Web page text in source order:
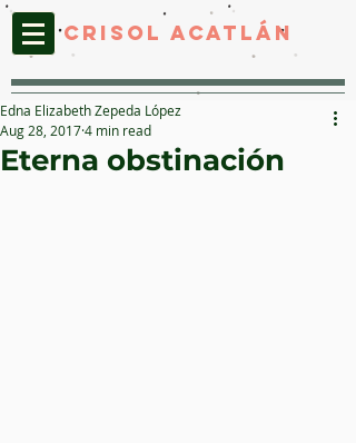
CRISOL ACATLáN
Eterna obstinación
Edna Elizabeth Zepeda López
Aug 28, 20174 min read